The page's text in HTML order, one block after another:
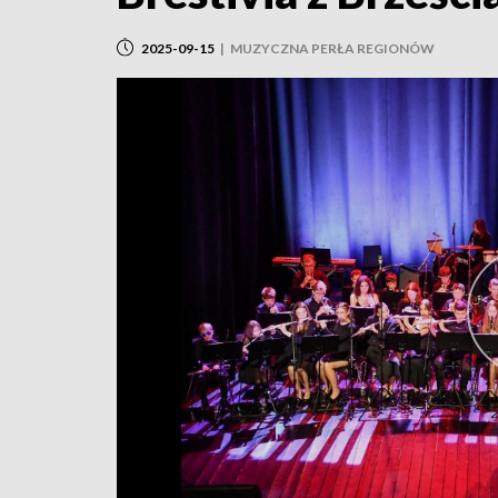
2025-09-15 | MUZYCZNA PERŁA REGIONÓW